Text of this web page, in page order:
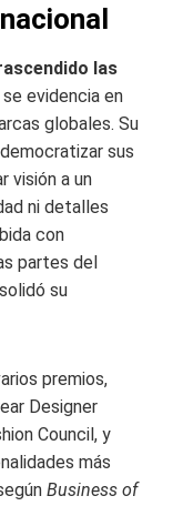
las
evidencia en
globales. Su
sus
visión a un
ni detalles
con
partes del
su
premios,
Designer
Council, y
más
Business of